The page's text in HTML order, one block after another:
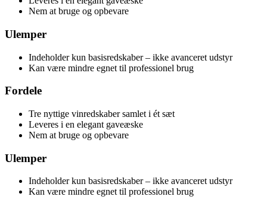
Nem at bruge og opbevare
Ulemper
Indeholder kun basisredskaber – ikke avanceret udstyr
Kan være mindre egnet til professionel brug
Fordele
Tre nyttige vinredskaber samlet i ét sæt
Leveres i en elegant gaveæske
Nem at bruge og opbevare
Ulemper
Indeholder kun basisredskaber – ikke avanceret udstyr
Kan være mindre egnet til professionel brug